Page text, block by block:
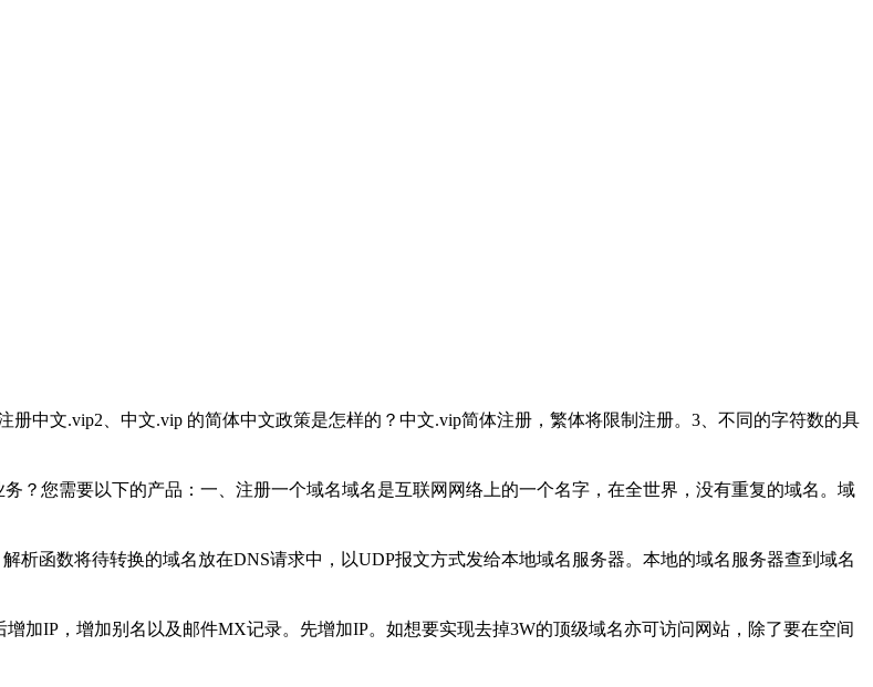
册中文.vip2、中文.vip 的简体中文政策是怎样的？中文.vip简体注册，繁体将限制注册。3、不同的字符数的具
？您需要以下的产品：一、注册一个域名域名是互联网网络上的一个名字，在全世界，没有重复的域名。域
析函数将待转换的域名放在DNS请求中，以UDP报文方式发给本地域名服务器。本地的域名服务器查到域名
加IP，增加别名以及邮件MX记录。先增加IP。如想要实现去掉3W的顶级域名亦可访问网站，除了要在空间